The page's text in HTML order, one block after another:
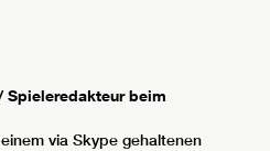
Spieleredakteur beim
via Skype gehaltenen